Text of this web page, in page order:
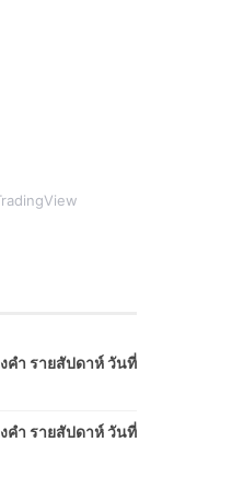
คำ รายสัปดาห์ วันที่
คำ รายสัปดาห์ วันที่